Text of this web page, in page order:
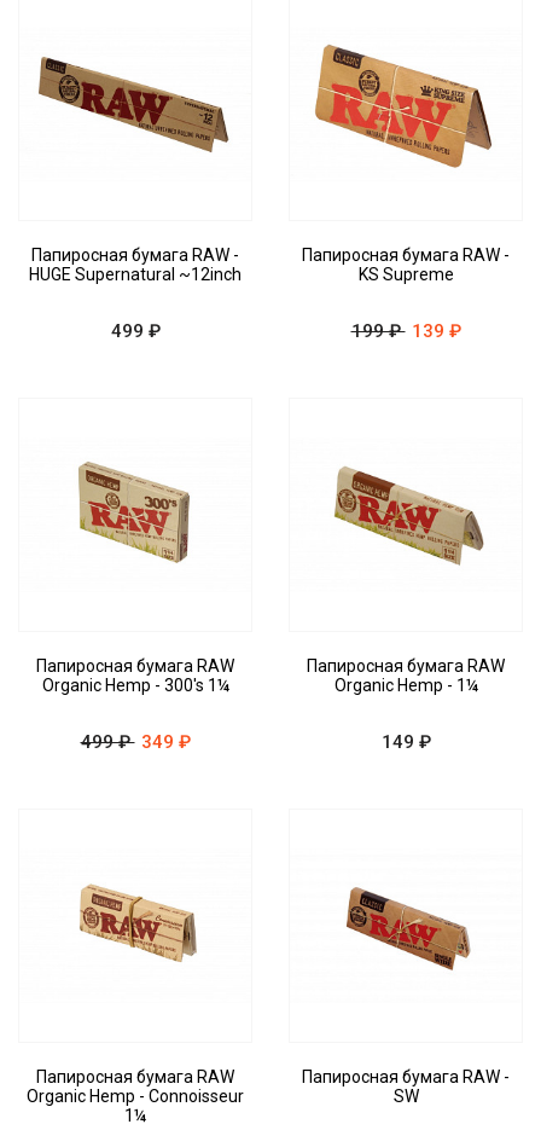
Папиросная бумага RAW -
HUGE Supernatural ~12inch
499 ₽
Папиросная бумага RAW -
KS Supreme
199 ₽ 139 ₽
Папиросная бумага RAW
Organic Hemp - 300's 1¼
499 ₽ 349 ₽
Папиросная бумага RAW
Organic Hemp - 1¼
149 ₽
Папиросная бумага RAW
Organic Hemp - Connoisseur
1¼
Папиросная бумага RAW -
SW